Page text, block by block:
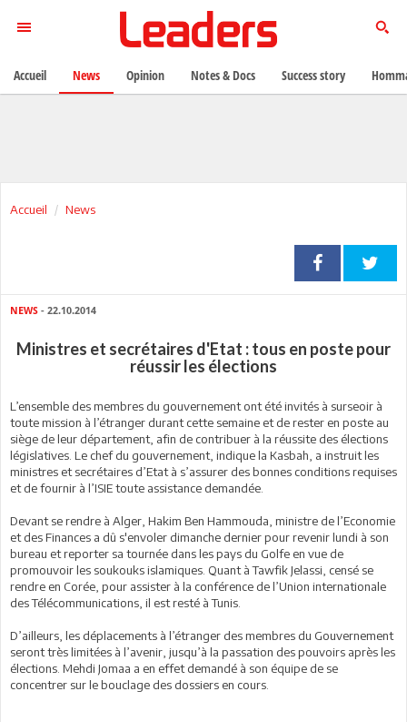
Accueil News
NEWS - 22.10.2014
Ministres et secrétaires d'Etat : tous en poste pour
réussir les élections
L’ensemble des membres du gouvernement ont été invités à surseoir à
toute mission à l’étranger durant cette semaine et de rester en poste au
siège de leur département, afin de contribuer à la réussite des élections
législatives. Le chef du gouvernement, indique la Kasbah, a instruit les
ministres et secrétaires d’Etat à s’assurer des bonnes conditions requises
et de fournir à l’ISIE toute assistance demandée.
Devant se rendre à Alger, Hakim Ben Hammouda, ministre de l’Economie
et des Finances a dû s'envoler dimanche dernier pour revenir lundi à son
bureau et reporter sa tournée dans les pays du Golfe en vue de
promouvoir les soukouks islamiques. Quant à Tawfik Jelassi, censé se
rendre en Corée, pour assister à la conférence de l’Union internationale
des Télécommunications, il est resté à Tunis.
D’ailleurs, les déplacements à l’étranger des membres du Gouvernement
seront très limitées à l’avenir, jusqu’à la passation des pouvoirs après les
élections. Mehdi Jomaa a en effet demandé à son équipe de se
concentrer sur le bouclage des dossiers en cours.
Accueil News Opinion Notes & Docs Success story